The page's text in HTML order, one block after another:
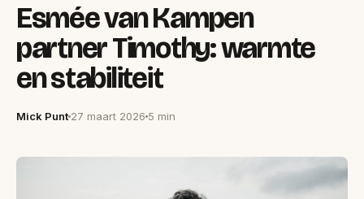
Esmée van Kampen
partner Timothy: warmte
en stabiliteit
Mick Punt 27 maart 2026 5 min